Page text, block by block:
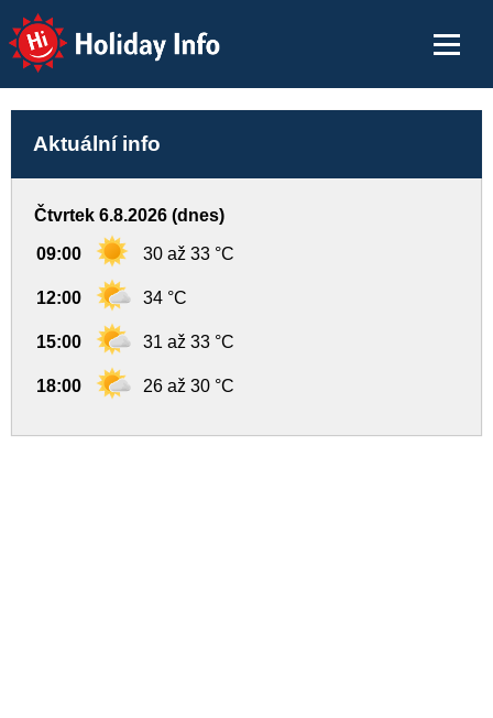
Holiday Info
Aktuální info
Čtvrtek 6.8.2026 (dnes)
09:00 30 až 33 °C
12:00 34 °C
15:00 31 až 33 °C
18:00 26 až 30 °C